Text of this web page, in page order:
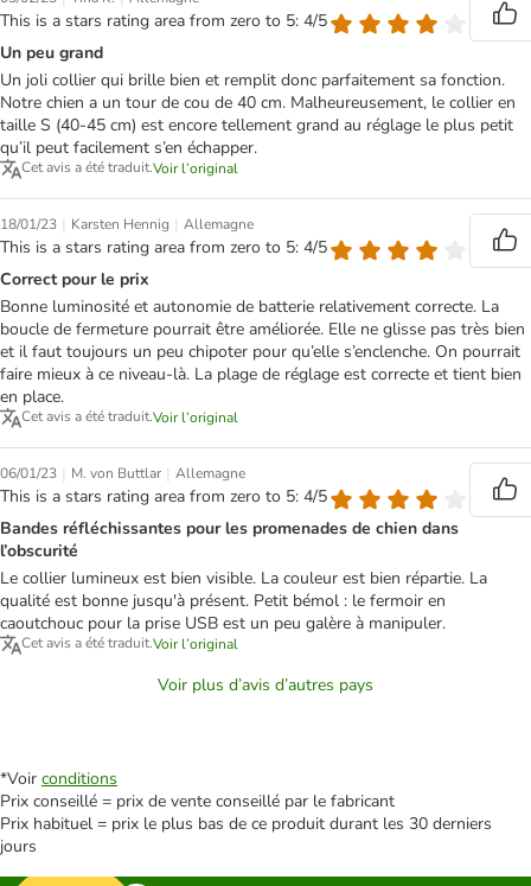
This is a stars rating area from zero to 5: 4/5
Un peu grand
Un joli collier qui brille bien et remplit donc parfaitement sa fonction.
Notre chien a un tour de cou de 40 cm. Malheureusement, le collier en
taille S (40-45 cm) est encore tellement grand au réglage le plus petit
qu’il peut facilement s’en échapper.
Cet avis a été traduit.Voir l’original
18/01/23 | Karsten Hennig | Allemagne
This is a stars rating area from zero to 5: 4/5
Correct pour le prix
Bonne luminosité et autonomie de batterie relativement correcte. La
boucle de fermeture pourrait être améliorée. Elle ne glisse pas très bien
et il faut toujours un peu chipoter pour qu’elle s’enclenche. On pourrait
faire mieux à ce niveau-là. La plage de réglage est correcte et tient bien
en place.
Cet avis a été traduit.Voir l’original
06/01/23 | M. von Buttlar | Allemagne
This is a stars rating area from zero to 5: 4/5
Bandes réfléchissantes pour les promenades de chien dans
l’obscurité
Le collier lumineux est bien visible. La couleur est bien répartie. La
qualité est bonne jusqu'à présent. Petit bémol : le fermoir en
caoutchouc pour la prise USB est un peu galère à manipuler.
Cet avis a été traduit.Voir l’original
Voir plus d’avis d’autres pays
*Voir conditions
Prix conseillé = prix de vente conseillé par le fabricant
Prix habituel = prix le plus bas de ce produit durant les 30 derniers
jours